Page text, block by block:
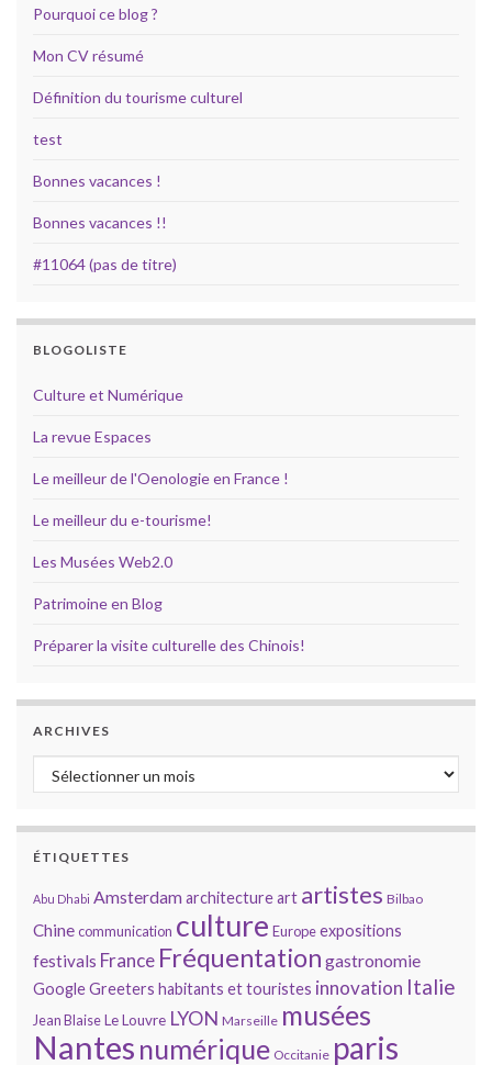
Pourquoi ce blog ?
Mon CV résumé
Définition du tourisme culturel
test
Bonnes vacances !
Bonnes vacances !!
#11064 (pas de titre)
BLOGOLISTE
Culture et Numérique
La revue Espaces
Le meilleur de l'Oenologie en France !
Le meilleur du e-tourisme!
Les Musées Web2.0
Patrimoine en Blog
Préparer la visite culturelle des Chinois!
ARCHIVES
Archives
ÉTIQUETTES
Abu Dhabi Amsterdamarchitectureart artistes Bilbao
Chinecommunication culture Europeexpositions
festivals France Fréquentation gastronomie
GoogleGreeters habitants et touristes innovation Italie
Jean BlaiseLe Louvre LYON Marseille musées
Nantes numérique Occitanie paris